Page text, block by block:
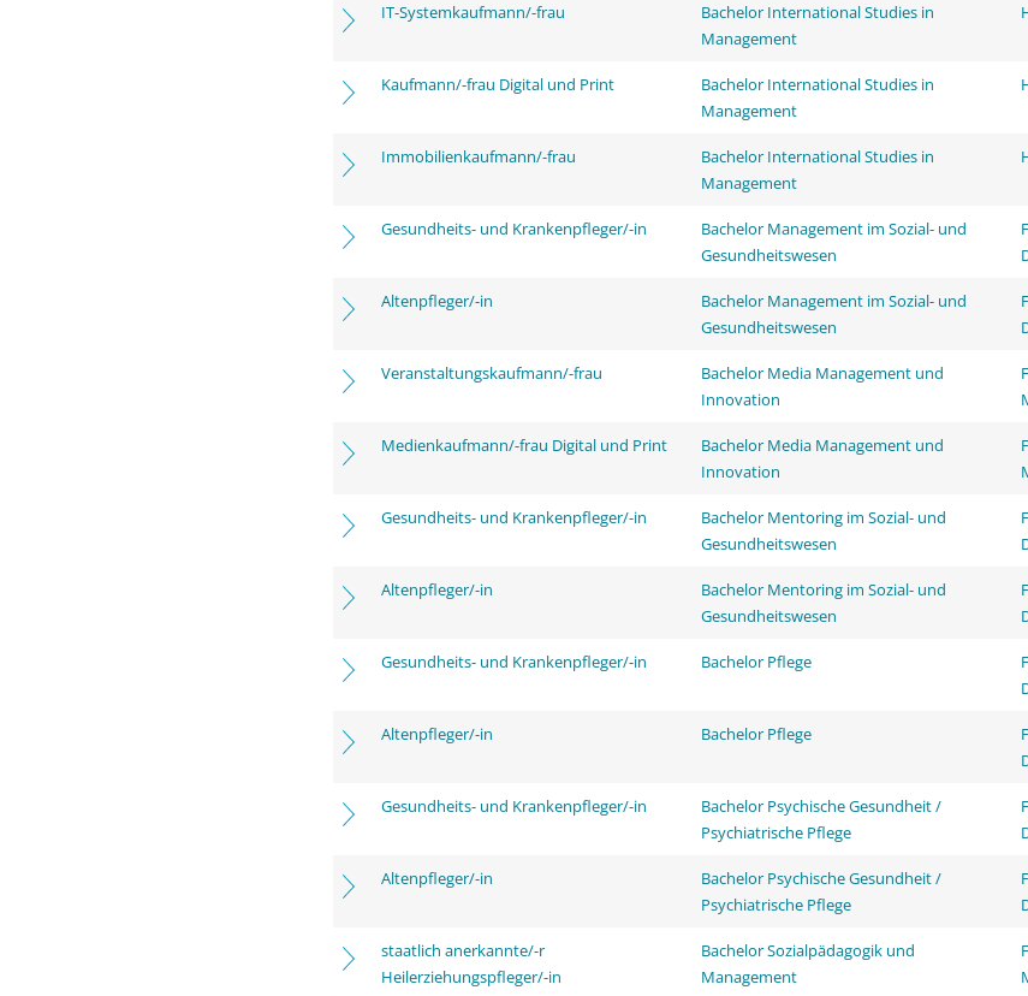
IT-Systemkaufmann/-frau
Bachelor International Studies in
Management
Kaufmann/-frau Digital und Print
Bachelor International Studies in
Management
Immobilienkaufmann/-frau
Bachelor International Studies in
Management
Gesundheits- und Krankenpfleger/-in
Bachelor Management im Sozial- und
Gesundheitswesen
Altenpfleger/-in
Bachelor Management im Sozial- und
Gesundheitswesen
Veranstaltungskaufmann/-frau
Bachelor Media Management und
Innovation
Medienkaufmann/-frau Digital und Print
Bachelor Media Management und
Innovation
Gesundheits- und Krankenpfleger/-in
Bachelor Mentoring im Sozial- und
Gesundheitswesen
Altenpfleger/-in
Bachelor Mentoring im Sozial- und
Gesundheitswesen
Gesundheits- und Krankenpfleger/-in Bachelor Pflege
Altenpfleger/-in Bachelor Pflege
Gesundheits- und Krankenpfleger/-in
Bachelor Psychische Gesundheit /
Psychiatrische Pflege
Altenpfleger/-in
Bachelor Psychische Gesundheit /
Psychiatrische Pflege
staatlich anerkannte/-r
Heilerziehungspfleger/-in
Bachelor Sozialpädagogik und
Management